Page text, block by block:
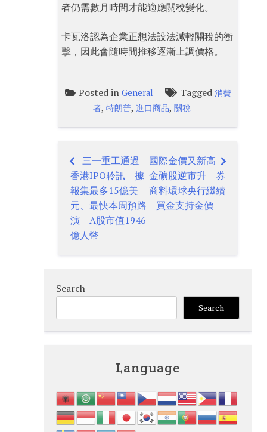
者仍需數月時間才能適應關稅變化。
卡瓦洛認為企業正想法設法減輕關稅的衝
擊，因此會隨時間推移逐漸上調價格。
Posted in General Tagged 消費
者,特朗普,進口商品,關稅
Post
navigation
三一重工通過
香港IPO聆訊 據
報集最多15億美
元、最快本周預路
演 A股市值1946
億人幣
國際金價又新高
金礦股逆市升 券
商料環球央行繼續
買金支持金價
Search
Search
Language